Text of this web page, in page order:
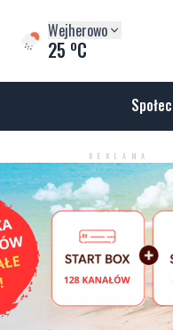
Wejherowo
25 oC
REKLAMA